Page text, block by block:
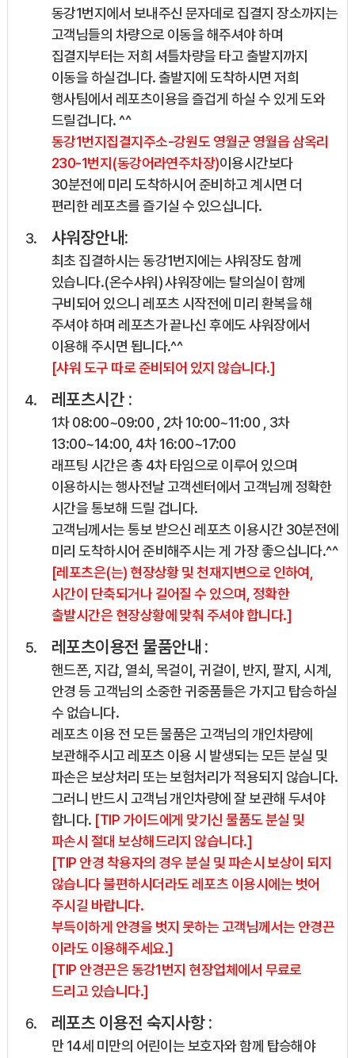
동강1번지에서 보내주신 문자데로 집결지 장소까지는
고객님들의 차량으로 이동을 해주셔야 하며
집결지부터는 저희 셔틀차량을 타고 출발지까지
이동을 하실겁니다. 출발지에 도착하시면 저희
행사팀에서 레포츠이용을 즐겁게 하실 수 있게 도와
드릴겁니다. ^^
동강1번지집결지주소-강원도 영월군 영월읍 삼옥리
230-1번지(동강어라연주차장)이용시간보다
30분전에 미리 도착하시어 준비하고 계시면 더
편리한 레포츠를 즐기실 수 있으십니다.
샤워장안내:
최초 집결하시는 동강1번지에는 샤워장도 함께
있습니다.(온수샤워) 샤워장에는 탈의실이 함께
구비되어 있으니 레포츠 시작전에 미리 환복을 해
주셔야 하며 레포츠가 끝나신 후에도 샤워장에서
이용해 주시면 됩니다.^^
[샤워 도구 따로 준비되어 있지 않습니다.]
레포츠시간 :
1차 08:00~09:00 , 2차 10:00~11:00 , 3차
13:00~14:00, 4차 16:00~17:00
래프팅 시간은 총 4차 타임으로 이루어 있으며
이용하시는 행사전날 고객센터에서 고객님께 정확한
시간을 통보해 드릴 겁니다.
고객님께서는 통보 받으신 레포츠 이용시간 30분전에
미리 도착하시어 준비해주시는 게 가장 좋으십니다.^^
[레포츠은(는) 현장상황 및 천재지변으로 인하여,
시간이 단축되거나 길어질 수 있으며, 정확한
출발시간은 현장상황에 맞춰 주셔야 합니다.]
레포츠이용전 물품안내 :
핸드폰, 지갑, 열쇠, 목걸이, 귀걸이, 반지, 팔지, 시계,
안경 등 고객님의 소중한 귀중품들은 가지고 탑승하실
수 없습니다.
레포츠 이용 전 모든 물품은 고객님의 개인차량에
보관해주시고 레포츠 이용 시 발생되는 모든 분실 및
파손은 보상처리 또는 보험처리가 적용되지 않습니다.
그러니 반드시 고객님 개인차량에 잘 보관해 두셔야
합니다. [TIP 가이드에게 맞기신 물품도 분실 및
파손시 절대 보상해드리지 않습니다.]
[TIP 안경 착용자의 경우 분실 및 파손시 보상이 되지
않습니다 불편하시더라도 레포츠 이용시에는 벗어
주시길 바랍니다.
부득이하게 안경을 벗지 못하는 고객님께서는 안경끈
이라도 이용해주세요.]
[TIP 안경끈은 동강1번지 현장업체에서 무료로
드리고 있습니다.]
레포츠 이용전 숙지사항 :
만 14세 미만의 어린이는 보호자와 함께 탑승해야